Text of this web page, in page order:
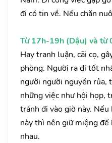
đi có tin về. Nếu chăn
Từ 17h-19h (Dậu) và từ
Hay tranh luận, cãi cọ,
phòng. Người ra đi tốt
người người nguyền rủa,
những việc như hội họp,
tránh đi vào giờ này.
này thì nên giữ miệng để
nhau.